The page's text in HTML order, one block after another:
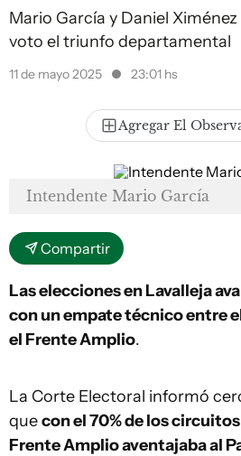
Mario García y Daniel
voto el triunfo departamental
11 de mayo 2025 23:01 hs
Agregar El
Intendente Mario García
Compartir
Las elecciones en Lavalleja
con un empate técnico entre
el Frente Amplio.
La Corte Electoral informó
quecon el 70% de los
Frente Amplio aventajaba al